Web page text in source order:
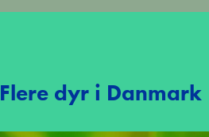
Flere dyr i Danmark